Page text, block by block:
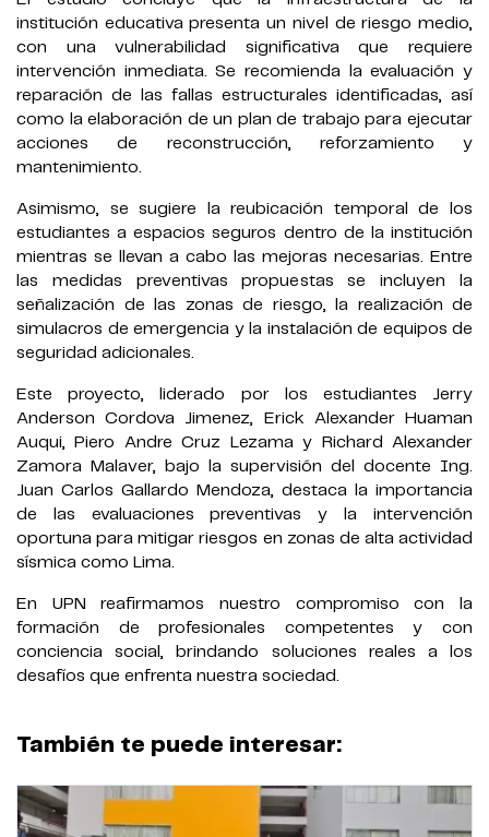
institución educativa presenta un nivel de riesgo medio,
con una vulnerabilidad significativa que requiere
intervención inmediata. Se recomienda la evaluación y
reparación de las fallas estructurales identificadas, así
como la elaboración de un plan de trabajo para ejecutar
acciones de reconstrucción, reforzamiento y
mantenimiento.
Asimismo, se sugiere la reubicación temporal de los
estudiantes a espacios seguros dentro de la institución
mientras se llevan a cabo las mejoras necesarias. Entre
las medidas preventivas propuestas se incluyen la
señalización de las zonas de riesgo, la realización de
simulacros de emergencia y la instalación de equipos de
seguridad adicionales.
Este proyecto, liderado por los estudiantes Jerry
Anderson Cordova Jimenez, Erick Alexander Huaman
Auqui, Piero Andre Cruz Lezama y Richard Alexander
Zamora Malaver, bajo la supervisión del docente Ing.
Juan Carlos Gallardo Mendoza, destaca la importancia
de las evaluaciones preventivas y la intervención
oportuna para mitigar riesgos en zonas de alta actividad
sísmica como Lima.
En UPN reafirmamos nuestro compromiso con la
formación de profesionales competentes y con
conciencia social, brindando soluciones reales a los
desafíos que enfrenta nuestra sociedad.
También te puede interesar: